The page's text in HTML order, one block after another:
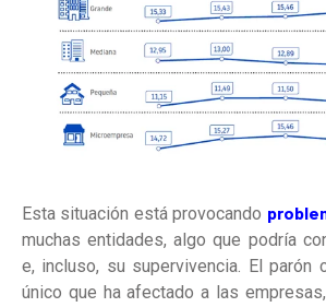
Esta situación está provocando
muchas entidades, algo que podría
e, incluso, su supervivencia. El parón
único que ha afectado a las